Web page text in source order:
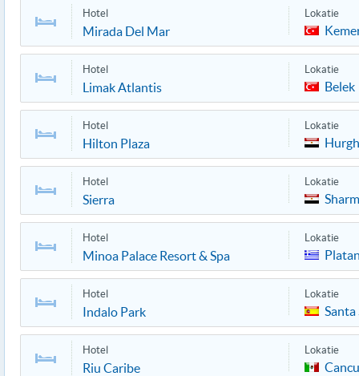
Hotel
Mirada Del Mar
Lokatie
Hotel
Limak Atlantis
Lokatie
Belek
Hotel
Hilton Plaza
Lokatie
Hotel
Sierra
Lokatie
Hotel
Minoa Palace Resort & Spa
Lokatie
Hotel
Indalo Park
Lokatie
Santa
Hotel
Riu Caribe
Lokatie